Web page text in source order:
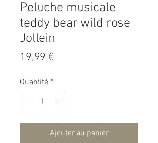
Peluche musicale
teddy bear wild rose
Jollein
19,99 €
Quantité *
Ajouter au panier